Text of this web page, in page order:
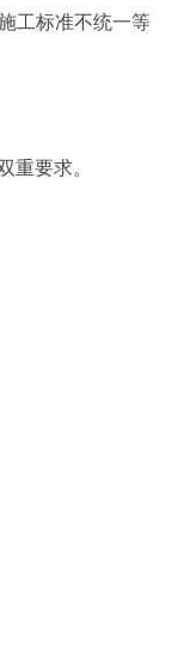
工标准不统一等
重要求。